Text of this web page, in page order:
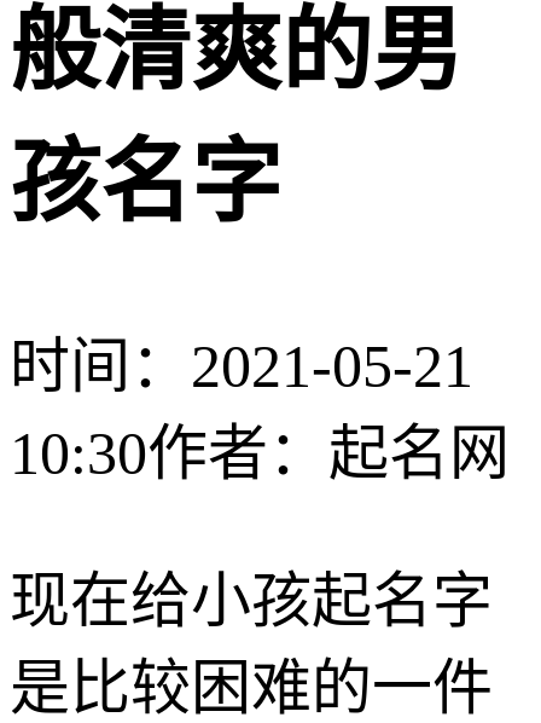
般清爽的男
孩名字
时间：2021-05-21
10:30作者：起名网
现在给小孩起名字
是比较困难的一件